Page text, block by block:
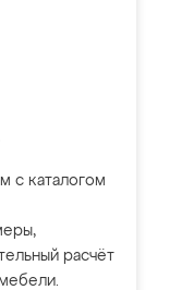
с каталогом
расчёт